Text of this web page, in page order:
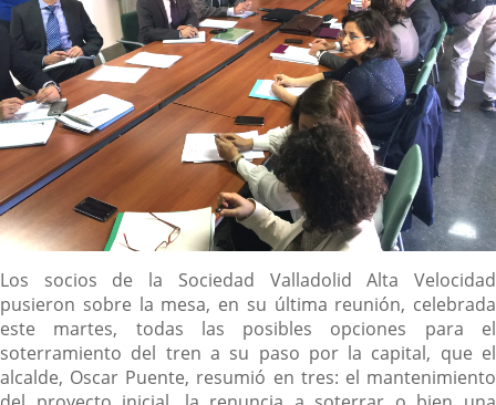
Descripción
Los socios de la Sociedad Valladolid Alta Velocidad
pusieron sobre la mesa, en su última reunión, celebrada
este martes, todas las posibles opciones para el
soterramiento del tren a su paso por la capital, que el
alcalde, Oscar Puente, resumió en tres: el mantenimiento